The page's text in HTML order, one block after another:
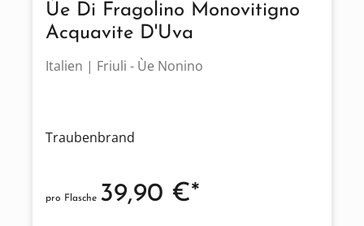
Ùe Di Fragolino Monovitigno
Acquavite D'Uva
Italien | Friuli - Ùe Nonino
Traubenbrand
pro Flasche 39,90 €*